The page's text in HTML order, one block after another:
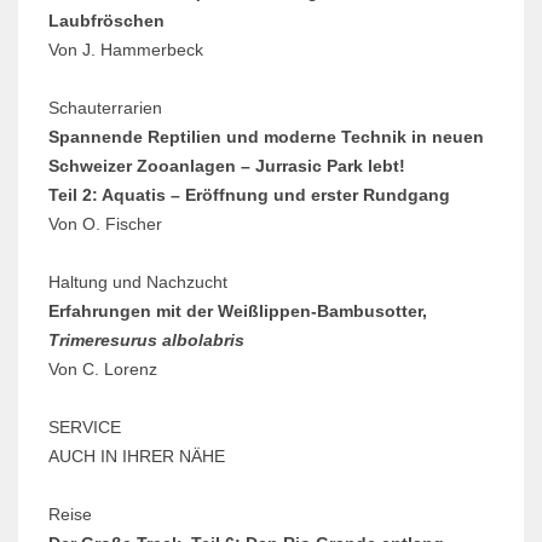
Laubfröschen
Von J. Hammerbeck
Schauterrarien
Spannende Reptilien und moderne Technik in neuen
Schweizer Zooanlagen – Jurrasic Park lebt!
Teil 2: Aquatis – Eröffnung und erster Rundgang
Von O. Fischer
Haltung und Nachzucht
Erfahrungen mit der Weißlippen-Bambusotter,
Trimeresurus albolabris
Von C. Lorenz
SERVICE
AUCH IN IHRER NÄHE
Reise